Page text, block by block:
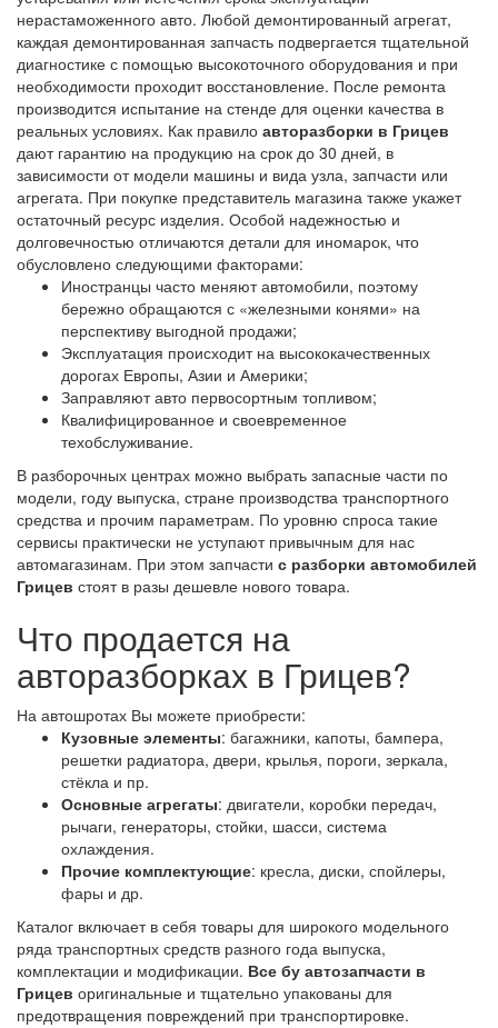
нерастаможенного авто. Любой демонтированный агрегат,
каждая демонтированная запчасть подвергается тщательной
диагностике с помощью высокоточного оборудования и при
необходимости проходит восстановление. После ремонта
производится испытание на стенде для оценки качества в
реальных условиях. Как правило авторазборки в Грицев
дают гарантию на продукцию на срок до 30 дней, в
зависимости от модели машины и вида узла, запчасти или
агрегата. При покупке представитель магазина также укажет
остаточный ресурс изделия. Особой надежностью и
долговечностью отличаются детали для иномарок, что
обусловлено следующими факторами:
Иностранцы часто меняют автомобили, поэтому
бережно обращаются с «железными конями» на
перспективу выгодной продажи;
Эксплуатация происходит на высококачественных
дорогах Европы, Азии и Америки;
Заправляют авто первосортным топливом;
Квалифицированное и своевременное
техобслуживание.
В разборочных центрах можно выбрать запасные части по
модели, году выпуска, стране производства транспортного
средства и прочим параметрам. По уровню спроса такие
сервисы практически не уступают привычным для нас
автомагазинам. При этом запчасти с разборки автомобилей
Грицев стоят в разы дешевле нового товара.
Что продается на
авторазборках в Грицев?
На автошротах Вы можете приобрести:
Кузовные элементы: багажники, капоты, бампера,
решетки радиатора, двери, крылья, пороги, зеркала,
стёкла и пр.
Основные агрегаты: двигатели, коробки передач,
рычаги, генераторы, стойки, шасси, система
охлаждения.
Прочие комплектующие: кресла, диски, спойлеры,
фары и др.
Каталог включает в себя товары для широкого модельного
ряда транспортных средств разного года выпуска,
комплектации и модификации. Все бу автозапчасти в
Грицев оригинальные и тщательно упакованы для
предотвращения повреждений при транспортировке.